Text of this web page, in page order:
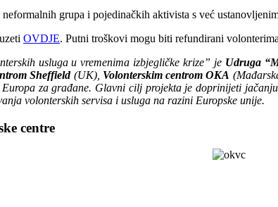
grupa i pojedinačkih aktivista s već
OVDJE. Putni troškovi mogu biti refundirani
usluga u vremenima izbjegličke krize” je Udruga
Sheffield(UK), Volonterskim centrom OKA
za građane. Glavni cilj projekta je doprinijeti
volonterskih servisa i usluga na razini Europske unije.
centre